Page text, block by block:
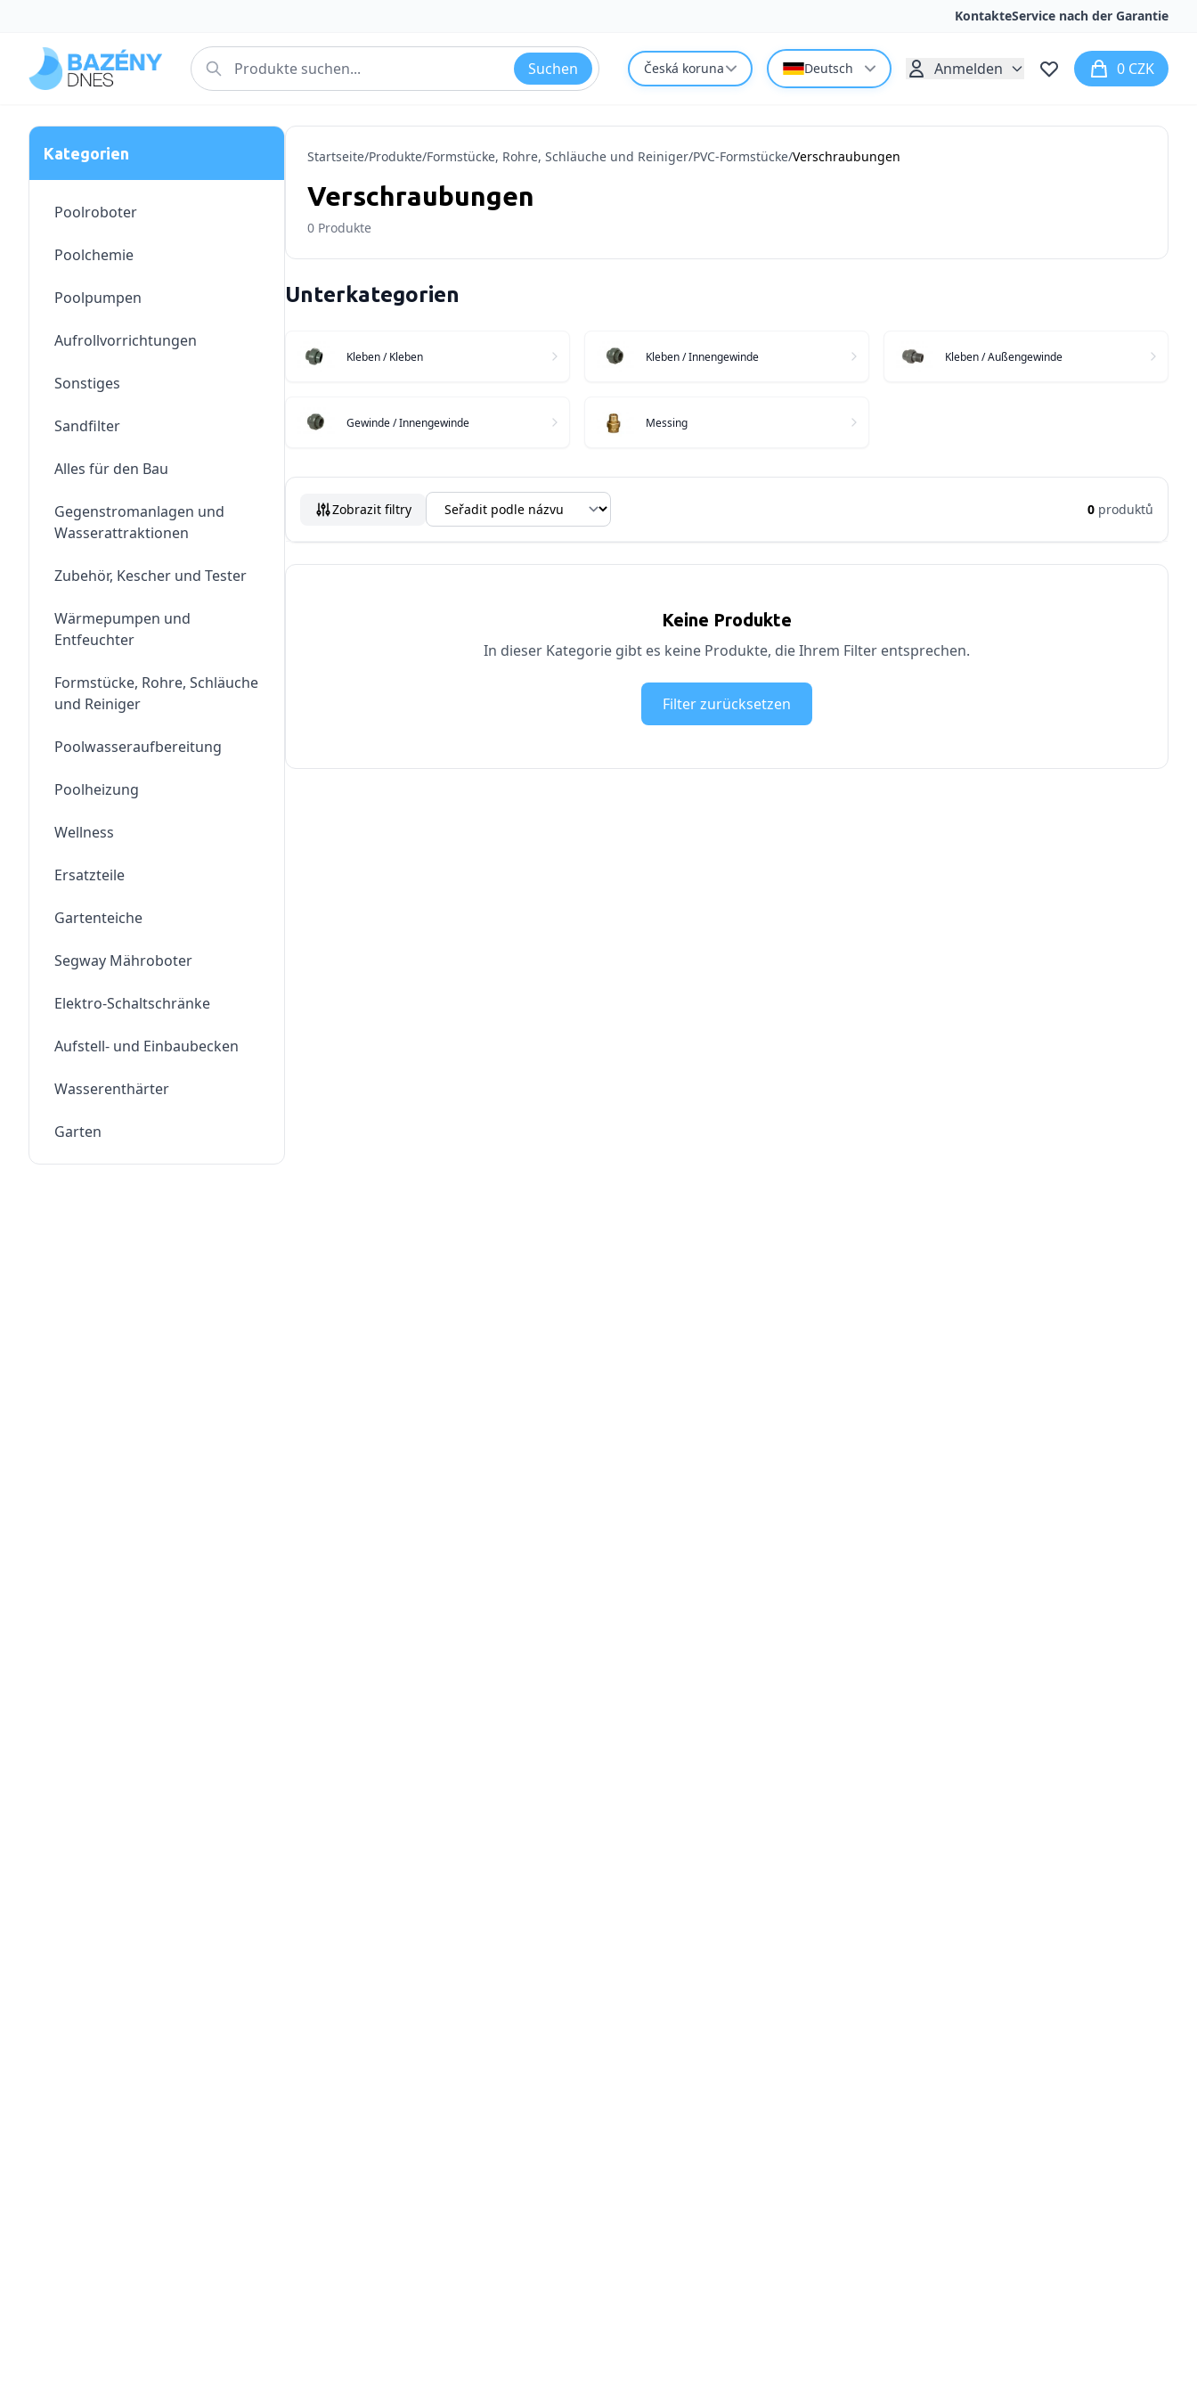
KontakteService nach der Garantie
Suchen Česká koruna Deutsch Anmelden 0 CZK
Kategorien
Poolroboter
Poolchemie
Poolpumpen
Aufrollvorrichtungen
Sonstiges
Sandfilter
Alles für den Bau
Gegenstromanlagen und
Wasserattraktionen
Zubehör, Kescher und Tester
Wärmepumpen und
Entfeuchter
Formstücke, Rohre, Schläuche
und Reiniger
Poolwasseraufbereitung
Poolheizung
Wellness
Ersatzteile
Gartenteiche
Segway Mähroboter
Elektro-Schaltschränke
Aufstell- und Einbaubecken
Wasserenthärter
Garten
Startseite/Produkte/Formstücke, Rohre, Schläuche und Reiniger/PVC-Formstücke/Verschraubungen
Verschraubungen
0 Produkte
Unterkategorien
Kleben / Kleben Kleben / Innengewinde Kleben / Außengewinde
Gewinde / Innengewinde Messing
Zobrazit filtry 0 produktů
Keine Produkte
In dieser Kategorie gibt es keine Produkte, die Ihrem Filter entsprechen.
Filter zurücksetzen